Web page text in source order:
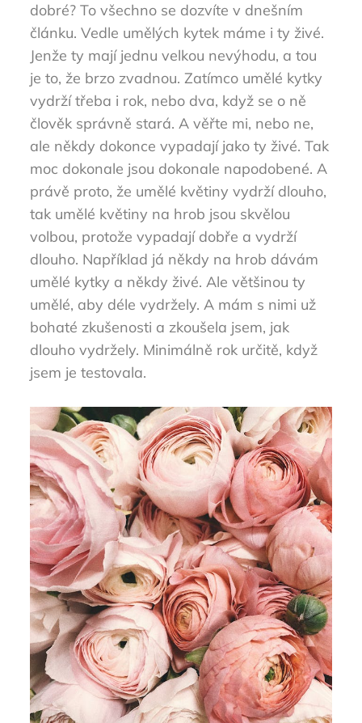
dobré? To všechno se dozvíte v dnešním
článku. Vedle umělých kytek máme i ty živé.
Jenže ty mají jednu velkou nevýhodu, a tou
je to, že brzo zvadnou. Zatímco umělé kytky
vydrží třeba i rok, nebo dva, když se o ně
člověk správně stará. A věřte mi, nebo ne,
ale někdy dokonce vypadají jako ty živé. Tak
moc dokonale jsou dokonale napodobené. A
právě proto, že umělé květiny vydrží dlouho,
tak umělé květiny na hrob jsou skvělou
volbou, protože vypadají dobře a vydrží
dlouho. Například já někdy na hrob dávám
umělé kytky a někdy živé. Ale většinou ty
umělé, aby déle vydržely. A mám s nimi už
bohaté zkušenosti a zkoušela jsem, jak
dlouho vydržely. Minimálně rok určitě, když
jsem je testovala.